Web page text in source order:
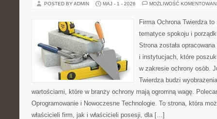
POSTED BY ADMIN MAJ - 1 - 2026 MOŻLIWOŚĆ
Firma Ochrona Twierdza
tematyce spokoju i
Strona została
i instytucjach, które
w zakresie ochrony osób.
Twierdza budzi
wartościami, które w branży ochrony mają ogromną wagę.
Oprogramowanie i Nowoczesne Technologie. To strona, która
właścicieli firm, jak i właścicieli posesji, dla […]